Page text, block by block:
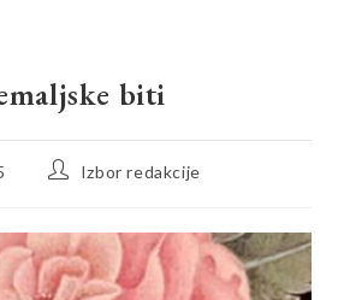
biti
Izbor redakcije